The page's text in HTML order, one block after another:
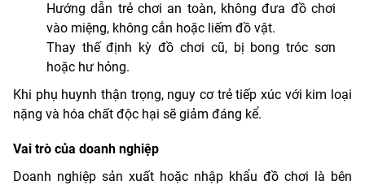
Hướng dẫn trẻ chơi an toàn, không đưa đồ chơi
vào miệng, không cắn hoặc liếm đồ vật.
Thay thế định kỳ đồ chơi cũ, bị bong tróc sơn
hoặc hư hỏng.
Khi phụ huynh thận trọng, nguy cơ trẻ tiếp xúc với kim loại
nặng và hóa chất độc hại sẽ giảm đáng kể.
Vai trò của doanh nghiệp
Doanh nghiệp sản xuất hoặc nhập khẩu đồ chơi là bên